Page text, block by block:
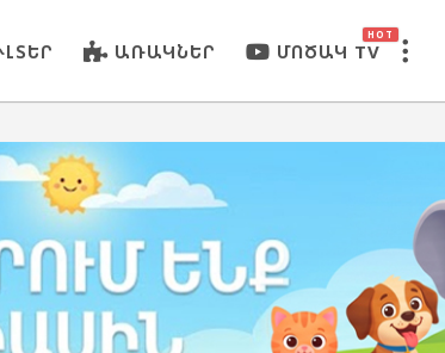
ԱՌԱԿՆԵՐ ՄՈԾԱԿ TV
HOT